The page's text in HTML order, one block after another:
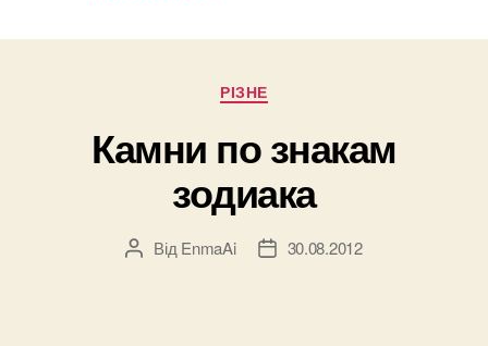
Категорії
РІЗНЕ
Камни по знакам
зодиака
Автор
Від EnmaAi
Дата30.08.2012